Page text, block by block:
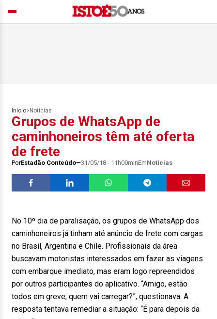
Início> Notícias
Grupos de WhatsApp de
caminhoneiros têm até oferta
de frete
PorEstadão Conteúdo 31/05/18 - 11h00minEmNotícias
No 10º dia de paralisação, os grupos de WhatsApp dos
caminhoneiros já tinham até anúncio de frete com cargas
no Brasil, Argentina e Chile. Profissionais da área
buscavam motoristas interessados em fazer as viagens
com embarque imediato, mas eram logo repreendidos
por outros participantes do aplicativo. “Amigo, estão
todos em greve, quem vai carregar?”, questionava. A
resposta tentava remediar a situação: “É para depois da